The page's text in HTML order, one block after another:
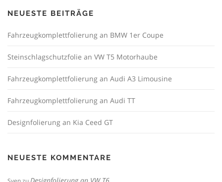
NEUESTE BEITRÄGE
Fahrzeugkomplettfolierung an BMW 1er Coupe
Steinschlagschutzfolie an VW T5 Motorhaube
Fahrzeugkomplettfolierung an Audi A3 Limousine
Fahrzeugkomplettfolierung an Audi TT
Designfolierung an Kia Ceed GT
NEUESTE KOMMENTARE